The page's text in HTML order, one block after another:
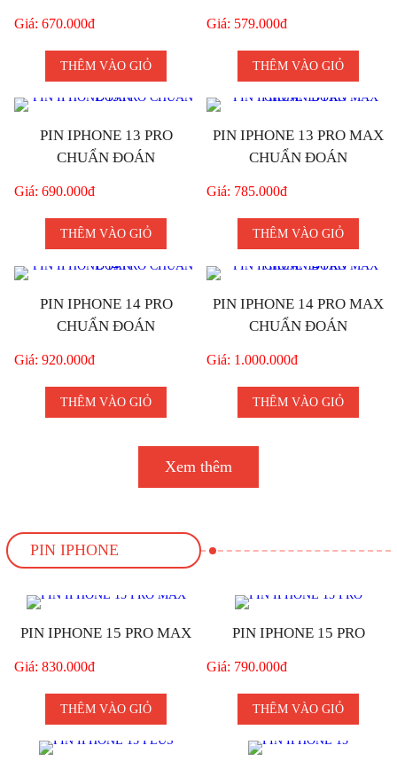
Giá: 670.000đ
THÊM VÀO GIỎ
Giá: 579.000đ
THÊM VÀO GIỎ
PIN IPHONE 13 PRO
CHUẨN ĐOÁN
Giá: 690.000đ
THÊM VÀO GIỎ
PIN IPHONE 13 PRO MAX
CHUẨN ĐOÁN
Giá: 785.000đ
THÊM VÀO GIỎ
PIN IPHONE 14 PRO
CHUẨN ĐOÁN
Giá: 920.000đ
THÊM VÀO GIỎ
PIN IPHONE 14 PRO MAX
CHUẨN ĐOÁN
Giá: 1.000.000đ
THÊM VÀO GIỎ
Xem thêm
PIN IPHONE
PIN IPHONE 15 PRO MAX
Giá: 830.000đ
THÊM VÀO GIỎ
PIN IPHONE 15 PRO
Giá: 790.000đ
THÊM VÀO GIỎ